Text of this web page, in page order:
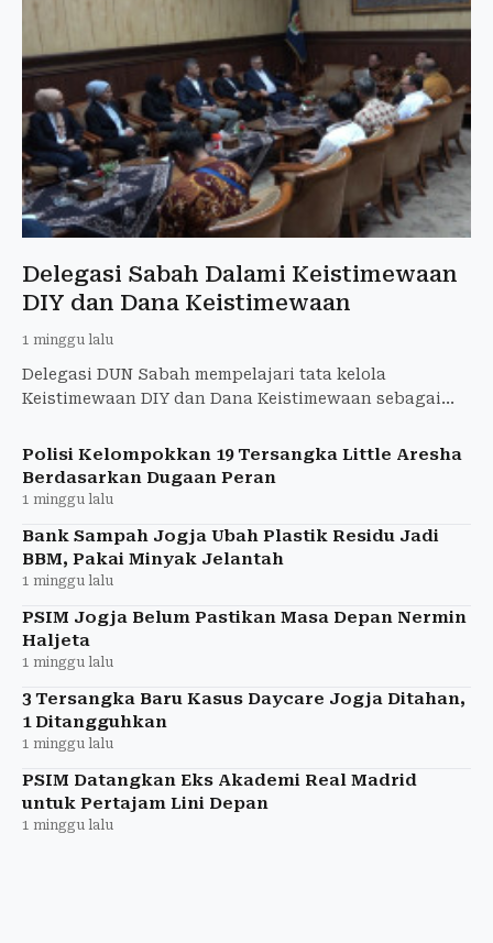
Delegasi Sabah Dalami Keistimewaan
DIY dan Dana Keistimewaan
1 minggu lalu
Delegasi DUN Sabah mempelajari tata kelola
Keistimewaan DIY dan Dana Keistimewaan sebagai
Polisi Kelompokkan 19 Tersangka Little Aresha
Berdasarkan Dugaan Peran
1 minggu lalu
Bank Sampah Jogja Ubah Plastik Residu Jadi
BBM, Pakai Minyak Jelantah
1 minggu lalu
PSIM Jogja Belum Pastikan Masa Depan Nermin
Haljeta
1 minggu lalu
3 Tersangka Baru Kasus Daycare Jogja Ditahan,
1 Ditangguhkan
1 minggu lalu
PSIM Datangkan Eks Akademi Real Madrid
untuk Pertajam Lini Depan
1 minggu lalu